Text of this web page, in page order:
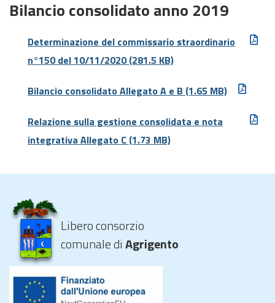
Bilancio consolidato anno 2019
Determinazione del commissario straordinario
n°150 del 10/11/2020(281.5 KB)
Bilancio consolidato Allegato A e B (1.65 MB)
Relazione sulla gestione consolidata e nota
integrativa Allegato C (1.73 MB)
Libero consorzio
comunale diAgrigento